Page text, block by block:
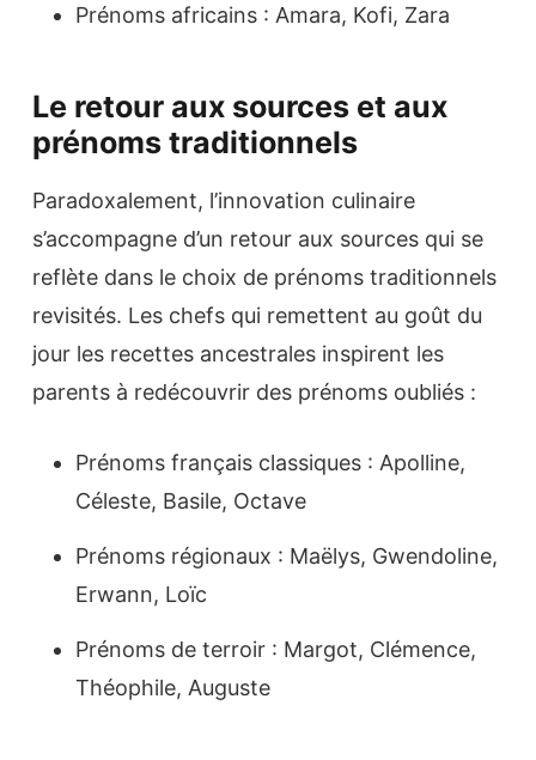
Prénoms africains : Amara, Kofi, Zara
Le retour aux sources et aux
prénoms traditionnels
Paradoxalement, l’innovation culinaire
s’accompagne d’un retour aux sources qui se
reflète dans le choix de prénoms traditionnels
revisités. Les chefs qui remettent au goût du
jour les recettes ancestrales inspirent les
parents à redécouvrir des prénoms oubliés :
Prénoms français classiques : Apolline,
Céleste, Basile, Octave
Prénoms régionaux : Maëlys, Gwendoline,
Erwann, Loïc
Prénoms de terroir : Margot, Clémence,
Théophile, Auguste